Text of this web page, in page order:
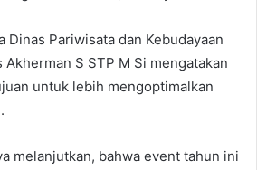
Dinas Pariwisata dan Kebudayaan
Akherman S STP M Si mengatakan
untuk lebih mengoptimalkan
melanjutkan, bahwa event tahun ini